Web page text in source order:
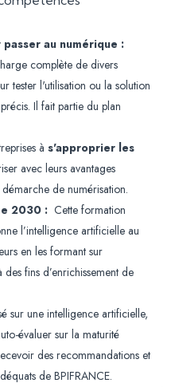
au numérique :
complète de divers
tester l'utilisation ou la solution
Il fait partie du plan
à s'approprier les
avec leurs avantages
de numérisation.
2030 : Cette formation
l’intelligence artificielle au
en les formant sur
fins d’enrichissement de
sur une intelligence artificielle,
évaluer sur la maturité
des recommandations et
de BPIFRANCE.